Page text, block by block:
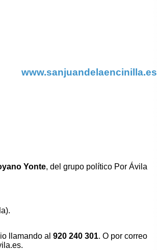
www.sanjuandelaencinilla.es
Yonte, del grupo político Por Ávila
llamando al 920 240 301. O por correo